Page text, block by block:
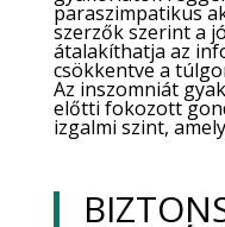
paraszimpatikus
szerzők szerint a
átalakíthatja az
csökkentve a
Az inszomniát
előtti fokozott
izgalmi szint,